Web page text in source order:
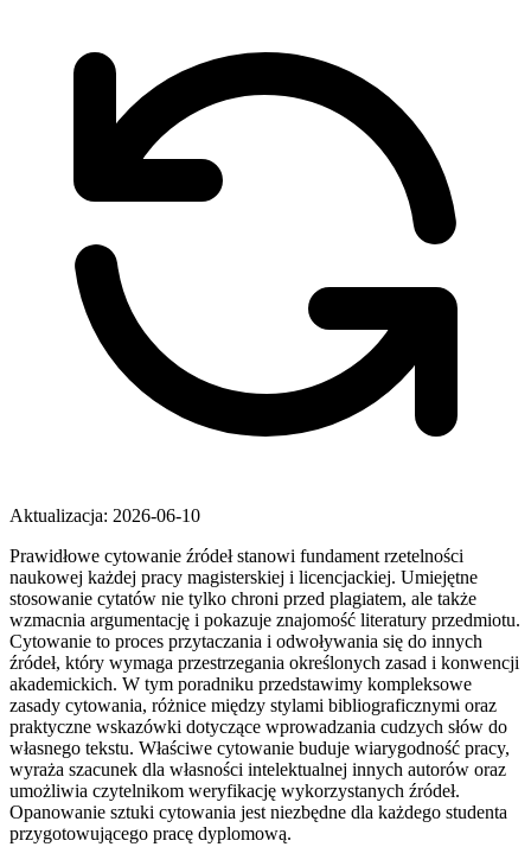
Aktualizacja: 2026-06-10
Prawidłowe cytowanie źródeł stanowi fundament rzetelności
naukowej każdej pracy magisterskiej i licencjackiej. Umiejętne
stosowanie cytatów nie tylko chroni przed plagiatem, ale także
wzmacnia argumentację i pokazuje znajomość literatury przedmiotu.
Cytowanie to proces przytaczania i odwoływania się do innych
źródeł, który wymaga przestrzegania określonych zasad i konwencji
akademickich. W tym poradniku przedstawimy kompleksowe
zasady cytowania, różnice między stylami bibliograficznymi oraz
praktyczne wskazówki dotyczące wprowadzania cudzych słów do
własnego tekstu. Właściwe cytowanie buduje wiarygodność pracy,
wyraża szacunek dla własności intelektualnej innych autorów oraz
umożliwia czytelnikom weryfikację wykorzystanych źródeł.
Opanowanie sztuki cytowania jest niezbędne dla każdego studenta
przygotowującego pracę dyplomową.